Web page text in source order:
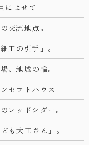
によせて
交流地点。
工の引手」。
、地域の輪。
セプトハウス
レッドシダー。
も大工さん」。